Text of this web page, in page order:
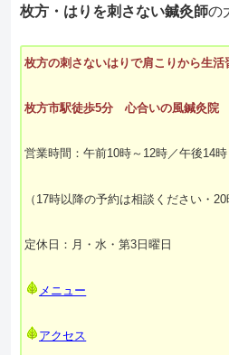
枚方・はりを刺さない鍼灸師の
枚方の刺さないはりで肩こりから生活
枚方市駅徒歩5分 心合いの風鍼灸院
営業時間：午前10時～12時／午後14
（17時以降の予約は相談ください・20
定休日：月・水・第3日曜日
メニュー
アクセス